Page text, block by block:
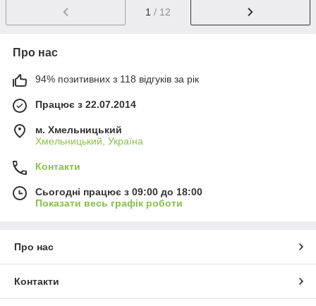
1 / 12
Про нас
94% позитивних з 118 відгуків за рік
Працює з 22.07.2014
м. Хмельницький
Хмельницький, Україна
Контакти
Сьогодні працює з 09:00 до 18:00
Показати весь графік роботи
Про нас
Контакти